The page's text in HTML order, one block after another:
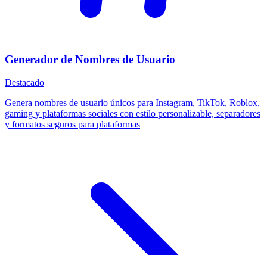
Generador de Nombres de Usuario
Destacado
Genera nombres de usuario únicos para Instagram, TikTok, Roblox,
gaming y plataformas sociales con estilo personalizable, separadores
y formatos seguros para plataformas